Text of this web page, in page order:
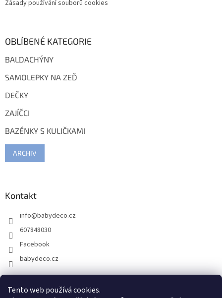
Tento web používá cookies.
Zásady používání souborů cookies
OBLÍBENÉ KATEGORIE
BALDACHÝNY
SAMOLEPKY NA ZEĎ
DEČKY
ZAJÍČCI
BAZÉNKY S KULIČKAMI
ARCHIV
Kontakt
info@babydeco.cz
607848030
Facebook
babydeco.cz